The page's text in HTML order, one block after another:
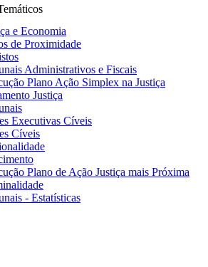
e Economia
de Proximidade
Administrativos e Fiscais
Plano Ação Simplex na Justiça
Justiça
Executivas Cíveis
Cíveis
Plano de Ação Justiça mais Próxima
- Estatísticas